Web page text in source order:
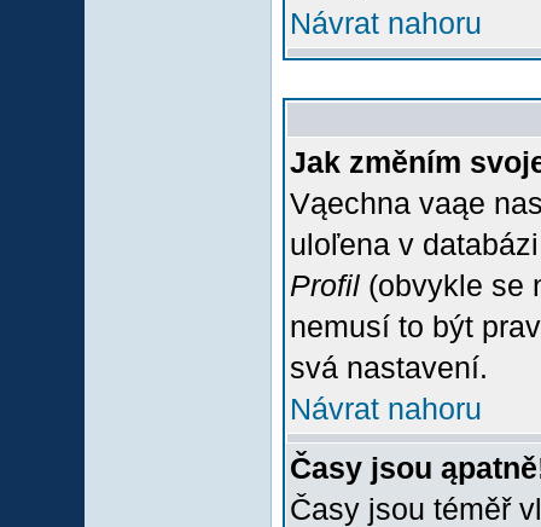
Návrat nahoru
Jak změním
Vąechna vaąe
uloľena v
Profil (obvykle se
nemusí to být
svá nastavení.
Návrat nahoru
Časy jsou
Časy jsou téměř